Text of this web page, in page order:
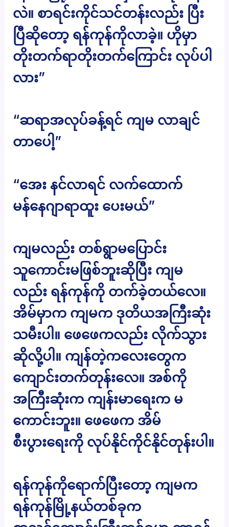
လဲ။ စာရင်းကိုင်သင်တန်းလည်း ပြီး
ပြီဆိုတော့ ရန်ကုန်ကိုလာခဲ့။ ဟိုမှာ
တိုးတက်ရာတိုးတက်ကြောင်း လုပ်ပါ
လား”
“ဆရာအလုပ်ခန့်ရင် ကျမ လာချင်
တာပေါ့”
“အေး နင်လာရင် လက်ထောက်
မန်နေဂျာရာထူး ပေးမယ်”
ကျမလည်း တစ်ရွာမပြောင်း
သူကောင်းမဖြစ်ဘူးဆိုပြီး ကျမ
လည်း ရန်ကုန်ကို တက်ခဲ့တယ်လေ။
အိမ်မှာက ကျမက ဒုတိယအကြီးဆုံး
သမီးပါ။ ဖေဖေကလည်း လိုက်သွား
ဆိုလို့ပါ။ ကျန်တဲ့ကလေးတွေက
ကျောင်းတက်တုန်းလေ။ အစ်ကို
အကြီးဆုံးက ကျန်းမာရေးက မ
ကောင်းဘူး။ ဖေဖေက အိမ်
စီးပွားရေးကို လုပ်နိုင်ကိုင်နိုင်တုန်းပါ။
ရန်ကုန်ကိုရောက်ပြီးတော့ ကျမက
ရန်ကုန်မြို့နယ်တစ်ခုက